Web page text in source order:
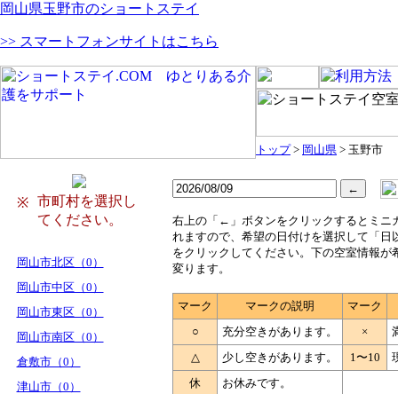
岡山県玉野市のショートステイ
>> スマートフォンサイトはこちら
トップ> 岡山県 > 玉野市
※
市町村を選択し
てください。
岡山市北区（0）
岡山市中区（0）
岡山市東区（0）
岡山市南区（0）
倉敷市（0）
津山市（0）
右上の「←」ボタンをクリックするとミニ
れますので、希望の日付けを選択して「日
をクリックしてください。下の空室情報が
変ります。
マーク マークの説明
マーク
○
充分空きがあります。 ×
△
少し空きがあります。 1〜10
休
お休みです。